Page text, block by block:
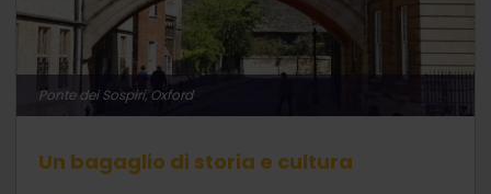
Ponte dei Sospiri, Oxford
Un bagaglio di storia e cultura